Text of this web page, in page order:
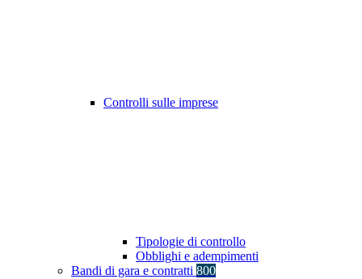
Controlli sulle imprese
Tipologie di controllo
Obblighi e adempimenti
Bandi di gara e contratti 800